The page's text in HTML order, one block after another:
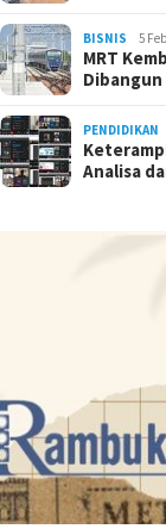
BISNIS 5
MRT
Dibangun
PENDIDIKAN
Analisa